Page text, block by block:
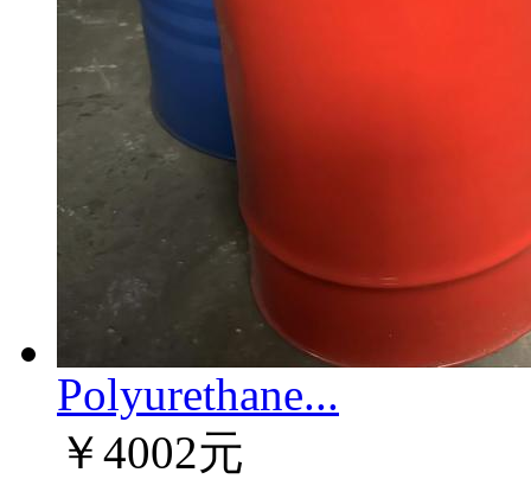
Polyurethane...
￥4002元